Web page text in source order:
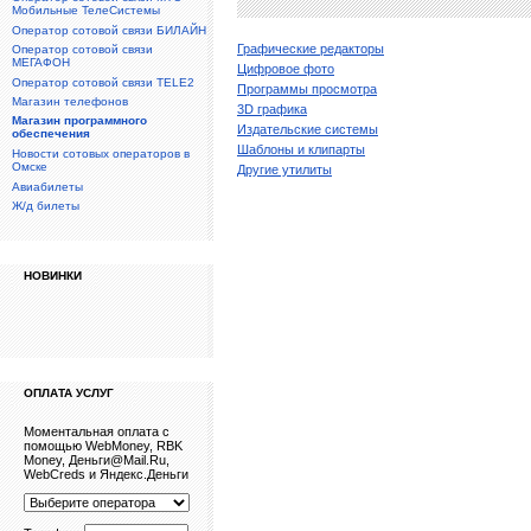
Графические редакторы
Цифровое фото
Программы просмотра
3D графика
Издательские системы
Шаблоны и клипарты
Другие утилиты
Мобильные ТелеСистемы
Оператор сотовой связи БИЛАЙН
Оператор сотовой связи
МЕГАФОН
Оператор сотовой связи TELE2
Магазин телефонов
Магазин программного
обеспечения
Новости сотовых операторов в
Омске
Авиабилеты
Ж/д билеты
НОВИНКИ
ОПЛАТА УСЛУГ
Моментальная оплата с
помощью WebMoney, RBK
Money, Деньги@Mail.Ru,
WebCreds и Яндекс.Деньги